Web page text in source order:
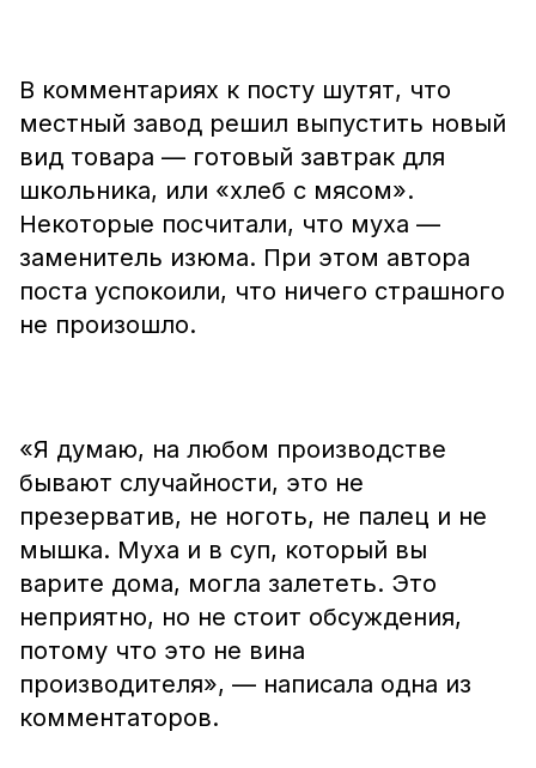
В комментариях к посту шутят, что
местный завод решил выпустить новый
вид товара — готовый завтрак для
школьника, или «хлеб с мясом».
Некоторые посчитали, что муха —
заменитель изюма. При этом автора
поста успокоили, что ничего страшного
не произошло.
«Я думаю, на любом производстве
бывают случайности, это не
презерватив, не ноготь, не палец и не
мышка. Муха и в суп, который вы
варите дома, могла залететь. Это
неприятно, но не стоит обсуждения,
потому что это не вина
производителя», — написала одна из
комментаторов.